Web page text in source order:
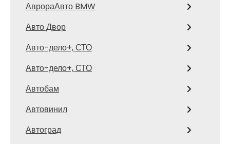
АврораАвто BMW
Авто Двор
Авто-дело+, СТО
Авто-дело+, СТО
Автобам
Автовинил
Автоград